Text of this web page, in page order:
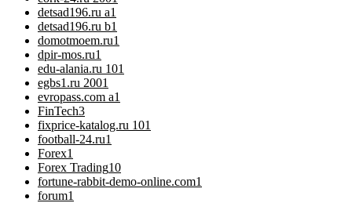
detsad196.ru a1
detsad196.ru b1
domotmoem.ru1
dpir-mos.ru1
edu-alania.ru 101
egbs1.ru 2001
evropass.com a1
FinTech3
fixprice-katalog.ru 101
football-24.ru1
Forex1
Forex Trading10
fortune-rabbit-demo-online.com1
forum1